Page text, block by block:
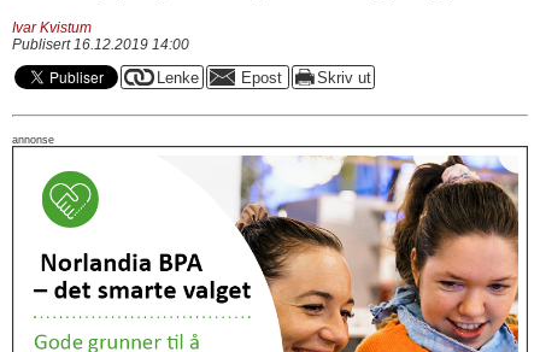
Ivar Kvistum
Publisert 16.12.2019 14:00
annonse